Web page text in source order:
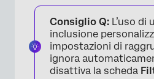
Consiglio Q: L’uso di
inclusione
impostazioni di
ignora
disattiva la scheda